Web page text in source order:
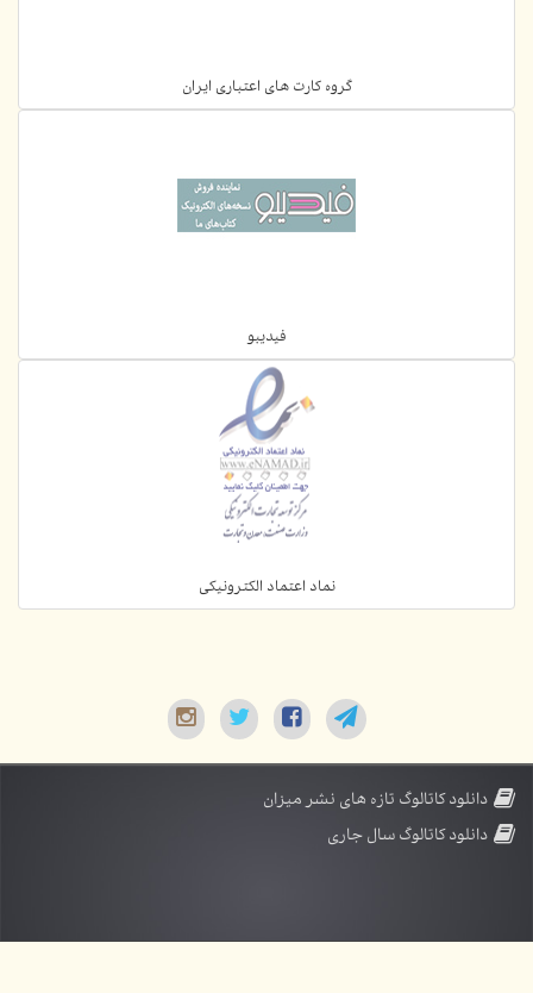
گروه کارت های اعتباری ایران
فیدیبو
نماد اعتماد الکترونیکی
دانلود کاتالوگ تازه های نشر میزان
دانلود کاتالوگ سال جاری